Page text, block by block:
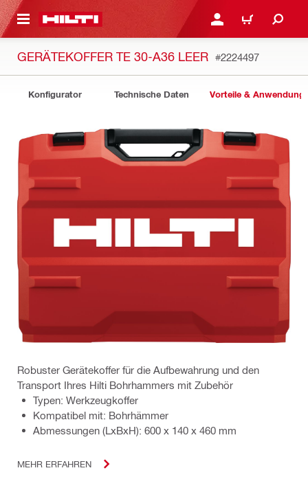
ANMELDEN ODER
WARENKORB
GERÄTEKOFFER TE 30-A36 LEER #2224497
Konfigurator Technische Daten Vorteile &
Robuster Gerätekoffer für die Aufbewahrung und den
Transport Ihres Hilti Bohrhammers mit Zubehör
Typen: Werkzeugkoffer
Kompatibel mit: Bohrhämmer
Abmessungen (LxBxH): 600 x 140 x 460 mm
MEHR ERFAHREN